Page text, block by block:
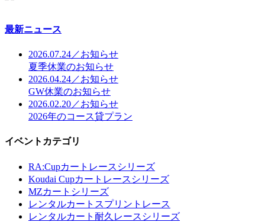
最新ニュース
2026.07.24／お知らせ
夏季休業のお知らせ
2026.04.24／お知らせ
GW休業のお知らせ
2026.02.20／お知らせ
2026年のコース貸プラン
イベントカテゴリ
RA:Cupカートレースシリーズ
Koudai Cupカートレースシリーズ
MZカートシリーズ
レンタルカートスプリントレース
レンタルカート耐久レースシリーズ